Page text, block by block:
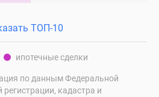
ТОП-10
ипотечные сделки
по данным Федеральной
кадастра и